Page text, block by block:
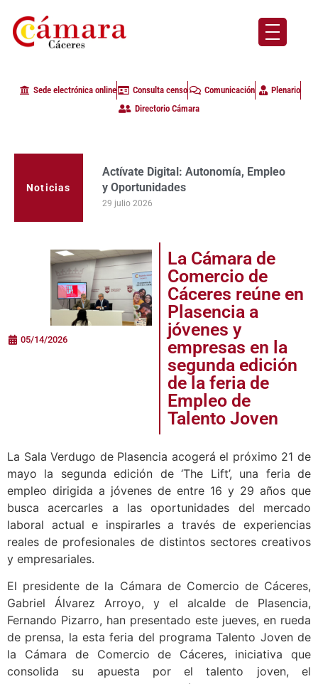
Sede electrónica online Consulta censo Comunicación
Plenario
Directorio Cámara
Noticias
Actívate Digital: Autonomía, Empleo
y Oportunidades
29 julio 2026
La Cámara de Comercio de Cáceres
clausura con alta participación de
empresas en la primera edición del
23 julio 2026
05/14/2026
La Cámara de
Comercio de
Cáceres reúne en
Plasencia a
jóvenes y
empresas en la
segunda edición
de la feria de
Empleo de
Talento Joven
La Sala Verdugo de Plasencia acogerá el próximo 21 de
mayo la segunda edición de ‘The Lift’, una feria de
empleo dirigida a jóvenes de entre 16 y 29 años que
busca acercarles a las oportunidades del mercado
laboral actual e inspirarles a través de experiencias
reales de profesionales de distintos sectores creativos
y empresariales.
El presidente de la Cámara de Comercio de Cáceres,
Gabriel Álvarez Arroyo, y el alcalde de Plasencia,
Fernando Pizarro, han presentado este jueves, en rueda
de prensa, la esta feria del programa Talento Joven de
la Cámara de Comercio de Cáceres, iniciativa que
consolida su apuesta por el talento joven, el